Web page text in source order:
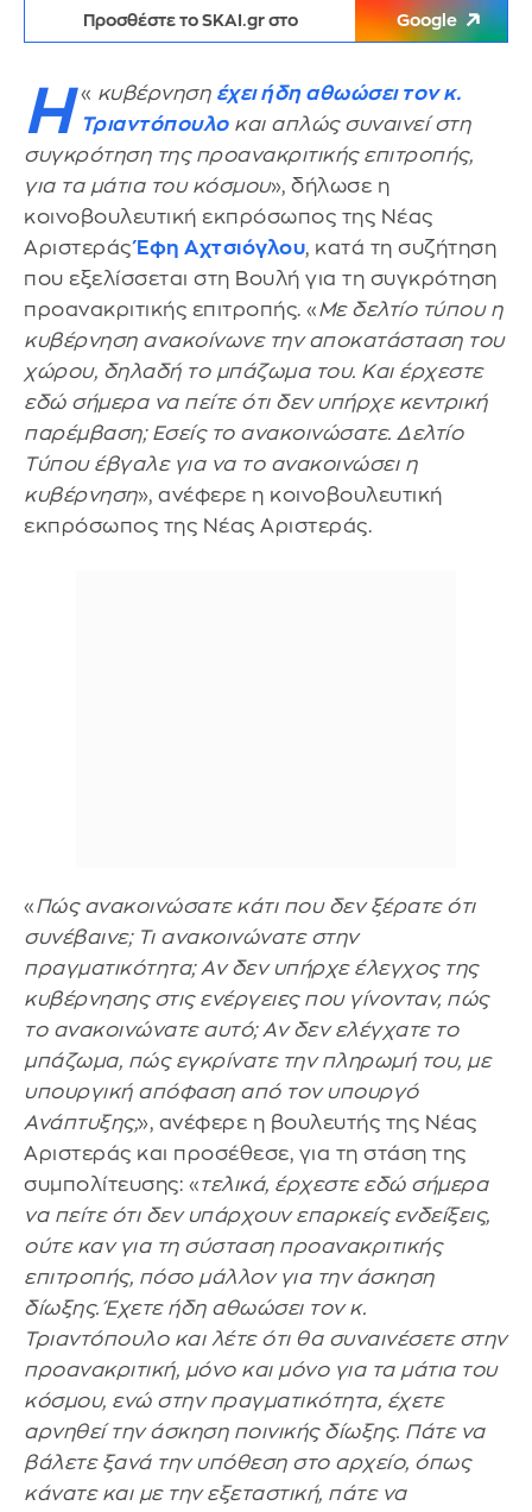
Προσθέστε το SKAI.gr στο Google
«
Η κυβέρνηση έχει ήδη αθωώσει τον κ.
Τριαντόπουλοκαι απλώς συναινεί στη
συγκρότηση της προανακριτικής επιτροπής,
για τα μάτια του κόσμου», δήλωσε η
κοινοβουλευτική εκπρόσωπος της Νέας
ΑριστεράςΈφη Αχτσιόγλου, κατά τη συζήτηση
που εξελίσσεται στη Βουλή για τη συγκρότηση
προανακριτικής επιτροπής. «Με δελτίο τύπου η
κυβέρνηση ανακοίνωνε την αποκατάσταση του
χώρου, δηλαδή το μπάζωμα του. Και έρχεστε
εδώ σήμερα να πείτε ότι δεν υπήρχε κεντρική
παρέμβαση; Εσείς το ανακοινώσατε. Δελτίο
Τύπου έβγαλε για να το ανακοινώσει η
κυβέρνηση», ανέφερε η κοινοβουλευτική
εκπρόσωπος της Νέας Αριστεράς.
«Πώς ανακοινώσατε κάτι που δεν ξέρατε ότι
συνέβαινε; Τι ανακοινώνατε στην
πραγματικότητα; Αν δεν υπήρχε έλεγχος της
κυβέρνησης στις ενέργειες που γίνονταν, πώς
το ανακοινώνατε αυτό; Αν δεν ελέγχατε το
μπάζωμα, πώς εγκρίνατε την πληρωμή του, με
υπουργική απόφαση από τον υπουργό
Ανάπτυξης;», ανέφερε η βουλευτής της Νέας
Αριστεράς και προσέθεσε, για τη στάση της
συμπολίτευσης: «τελικά, έρχεστε εδώ σήμερα
να πείτε ότι δεν υπάρχουν επαρκείς ενδείξεις,
ούτε καν για τη σύσταση προανακριτικής
επιτροπής, πόσο μάλλον για την άσκηση
δίωξης. Έχετε ήδη αθωώσει τον κ.
Τριαντόπουλο και λέτε ότι θα συναινέσετε στην
προανακριτική, μόνο και μόνο για τα μάτια του
κόσμου, ενώ στην πραγματικότητα, έχετε
αρνηθεί την άσκηση ποινικής δίωξης. Πάτε να
βάλετε ξανά την υπόθεση στο αρχείο, όπως
κάνατε και με την εξεταστική, πάτε να